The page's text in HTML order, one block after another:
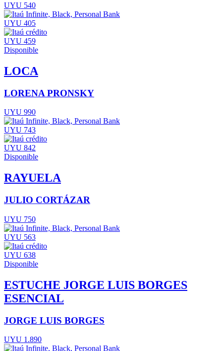
UYU 540
UYU 405
UYU 459
Disponible
LOCA
LORENA PRONSKY
UYU 990
UYU 743
UYU 842
Disponible
RAYUELA
JULIO CORTÁZAR
UYU 750
UYU 563
UYU 638
Disponible
ESTUCHE JORGE LUIS BORGES
ESENCIAL
JORGE LUIS BORGES
UYU 1.890